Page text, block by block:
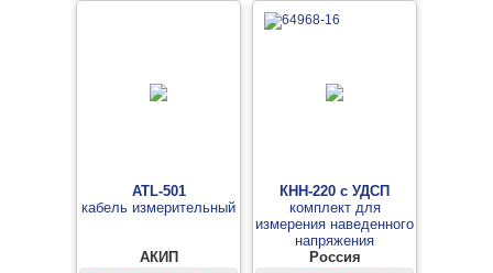
ATL-501
кабель измерительный
АКИП
КНН-220 с УДСП
комплект для
измерения наведенного
напряжения
Россия